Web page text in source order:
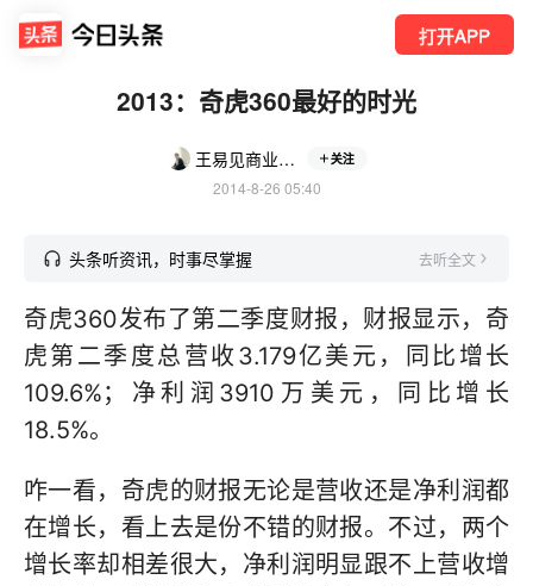
打开APP
2013：奇虎360最好的时光
王易见商业评论 关注
2014-8-26 05:40
头条听资讯，时事尽掌握 去听全文
奇虎360发布了第二季度财报，财报显示，奇
虎第二季度总营收3.179亿美元，同比增长
109.6%；净利润3910万美元，同比增长
18.5%。
咋一看，奇虎的财报无论是营收还是净利润都
在增长，看上去是份不错的财报。不过，两个
增长率却相差很大，净利润明显跟不上营收增